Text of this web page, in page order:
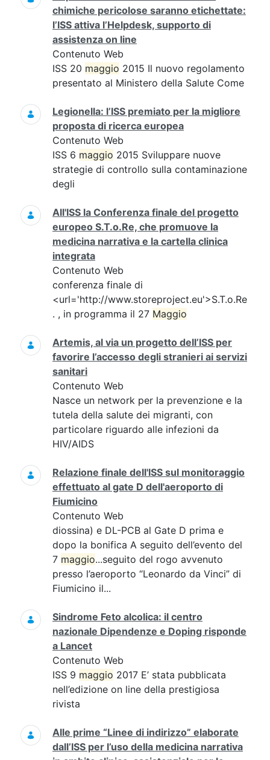
chimiche pericolose saranno etichettate:
l’ISS attiva l’Helpdesk, supporto di
assistenza on line
Contenuto Web
ISS 20 maggio 2015 Il nuovo regolamento
presentato al Ministero della Salute Come
Legionella: l’ISS premiato per la migliore
proposta di ricerca europea
Contenuto Web
ISS 6 maggio 2015 Sviluppare nuove
strategie di controllo sulla contaminazione
degli
All'ISS la Conferenza finale del progetto
europeo S.T.o.Re, che promuove la
medicina narrativa e la cartella clinica
integrata
Contenuto Web
conferenza finale di
<url='http://www.storeproject.eu'>S.T.o.Re
. , in programma il 27 Maggio
Artemis, al via un progetto dell’ISS per
favorire l’accesso degli stranieri ai servizi
sanitari
Contenuto Web
Nasce un network per la prevenzione e la
tutela della salute dei migranti, con
particolare riguardo alle infezioni da
HIV/AIDS
Relazione finale dell'ISS sul monitoraggio
effettuato al gate D dell'aeroporto di
Fiumicino
Contenuto Web
diossina) e DL-PCB al Gate D prima e
dopo la bonifica A seguito dell’evento del
7 maggio...seguito del rogo avvenuto
presso l’aeroporto “Leonardo da Vinci” di
Fiumicino il...
Sindrome Feto alcolica: il centro
nazionale Dipendenze e Doping risponde
a Lancet
Contenuto Web
ISS 9 maggio 2017 E’ stata pubblicata
nell’edizione on line della prestigiosa
rivista
Alle prime “Linee di indirizzo” elaborate
dall’ISS per l’uso della medicina narrativa